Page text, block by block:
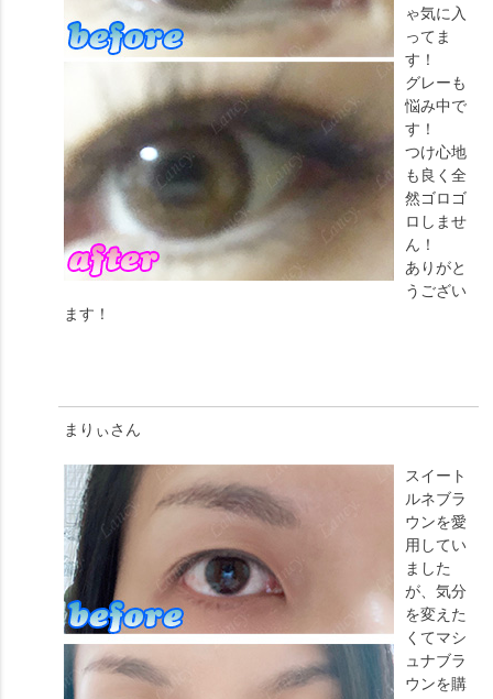
ゃ気に入
ってま
す！
グレーも
悩み中で
す！
つけ心地
も良く全
然ゴロゴ
ロしませ
ん！
ありがと
うござい
ます！
まりぃさん
スイート
ルネブラ
ウンを愛
用してい
ました
が、気分
を変えた
くてマシ
ュナブラ
ウンを購